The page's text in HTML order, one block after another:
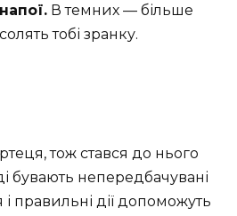
В темних — більше
тобі зранку.
тож стався до нього
бувають непередбачувані
і правильні дії допоможуть